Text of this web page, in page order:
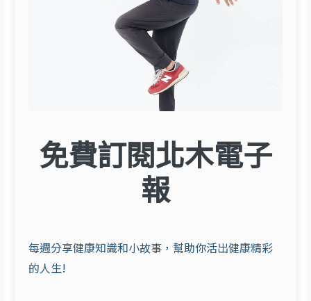
免費訂閱北木電子
報
每週分享健康知識和小故事，幫助你活出健康精彩
的人生!